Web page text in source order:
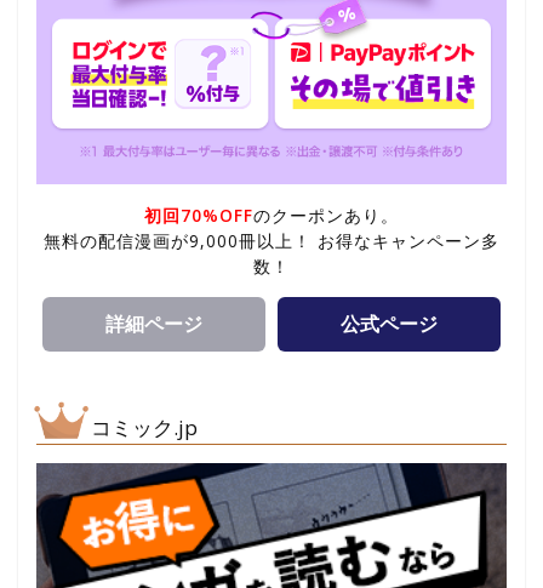
初回70%OFFのクーポンあり。
無料の配信漫画が9,000冊以上！ お得なキャンペーン多
数！
詳細ページ 公式ページ
コミック.jp